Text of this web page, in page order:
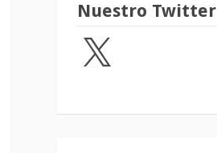
Nuestro Twitter